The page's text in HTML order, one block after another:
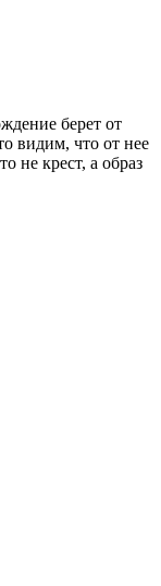
берет от
видим, что от нее
не крест, а образ